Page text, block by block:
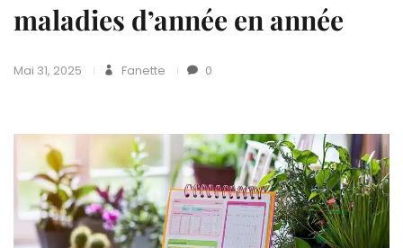
maladies d’année en année
Mai 31, 2025 Fanette 0